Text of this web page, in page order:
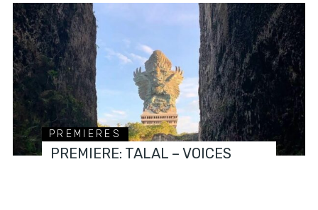
PREMIERES
PREMIERE: TALAL – VOICES